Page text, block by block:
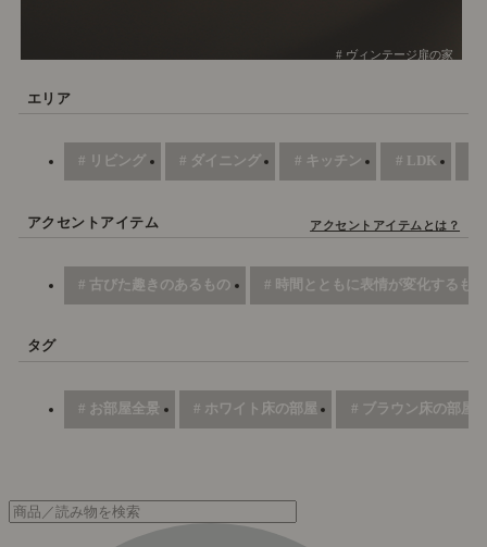
# ヴィンテージ扉の家
エリア
# リビング # ダイニング # キッチン # LDK
アクセントアイテム アクセントアイテムとは？
# 古びた趣きのあるもの # 時間とともに表情が変化するもの
タグ
# お部屋全景 # ホワイト床の部屋 # ブラウン床の部屋